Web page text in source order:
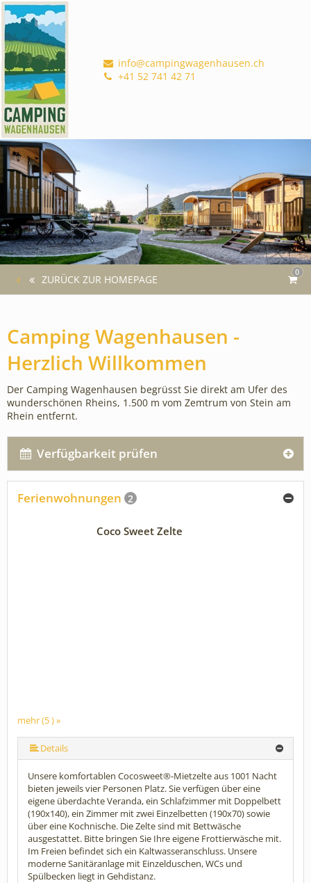
info@campingwagenhausen.ch
+41 52 741 42 71
0
ZURÜCK ZUR HOMEPAGE
Camping Wagenhausen -
Herzlich Willkommen
Der Camping Wagenhausen begrüsst Sie direkt am Ufer des
wunderschönen Rheins, 1.500 m vom Zemtrum von Stein am
Rhein entfernt.
Verfügbarkeit prüfen
Ferienwohnungen 2
mehr (5 ) »
mehr (5 ) »
Coco Sweet Zelte
Details
Unsere komfortablen Cocosweet®-Mietzelte aus 1001 Nacht
bieten jeweils vier Personen Platz. Sie verfügen über eine
eigene überdachte Veranda, ein Schlafzimmer mit Doppelbett
(190x140), ein Zimmer mit zwei Einzelbetten (190x70) sowie
über eine Kochnische. Die Zelte sind mit Bettwäsche
ausgestattet. Bitte bringen Sie Ihre eigene Frottierwäsche mit.
Im Freien befindet sich ein Kaltwasseranschluss. Unsere
moderne Sanitäranlage mit Einzelduschen, WCs und
Spülbecken liegt in Gehdistanz.